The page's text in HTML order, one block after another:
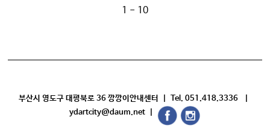
1 - 10
부산시 영도구 대평북로 36 깡깡이안내센터 | Tel. 051.418.3336 |
ydartcity@daum.net |